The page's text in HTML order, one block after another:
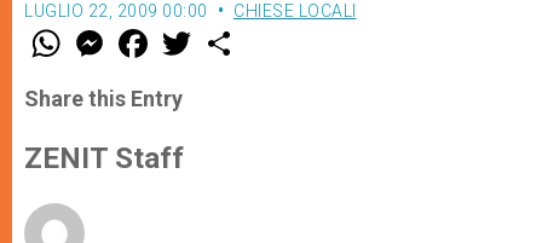
LUGLIO 22, 2009 00:00 CHIESE LOCALI
W
t
s
p
p
M
e
s
e
g
e
F
a
e
b
o
k
w
Share this Entry
ZENIT Staff